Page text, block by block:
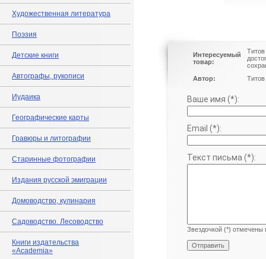
Художественная литература
Поэзия
Детские книги
Автографы, рукописи
Иудаика
Географические карты
Гравюры и литографии
Старинные фотографии
Издания русской эмиграции
Домоводство, кулинария
Садоводство. Лесоводство
Книги издательства
«Academia»
Интересуемый
товар:
Автор:
Ваше имя (*):
Email (*):
Текст письма (*):
Звездочкой (*) отмечены